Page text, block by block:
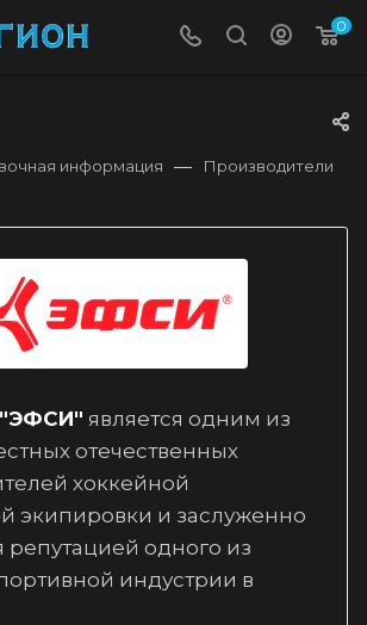
0
информация — Производители
"ЭФСИ" является одним из
отечественных
хоккейной
экипировки и заслуженно
репутацией одного из
индустрии в